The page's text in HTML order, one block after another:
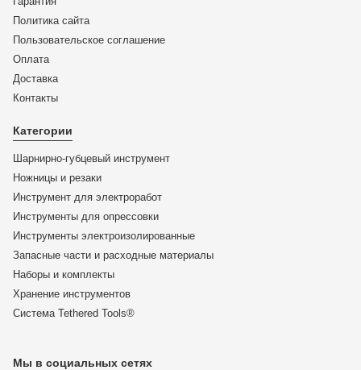
9532038
57 803₽
В корзину
Политика сайта
Пользовательское соглашение
Оплата
Доставка
Контакты
Категории
Шарнирно-губцевый инструмент
Ножницы и резаки
Инструмент для электроработ
Инструменты для опрессовки
Инструменты электроизолированные
Запасные части и расходные материалы
Наборы и комплекты
Хранение инс­тру­мен­тов
Система Tethered Tools®
Мы в социальных сетях